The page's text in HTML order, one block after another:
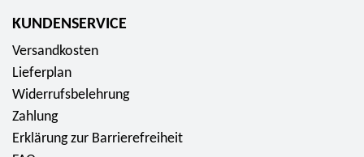
KUNDENSERVICE
Versandkosten
Lieferplan
Widerrufsbelehrung
Zahlung
Erklärung zur Barrierefreiheit